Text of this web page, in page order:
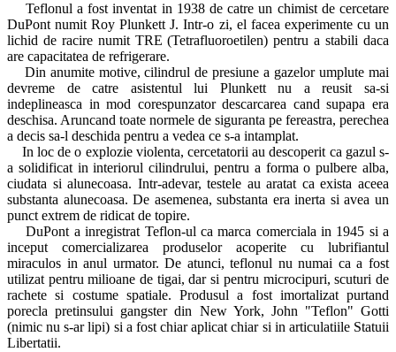
Teflonul a fost inventat in 1938 de catre un chimist de cercetare
DuPont numit Roy Plunkett J. Intr-o zi, el facea experimente cu un
lichid de racire numit TRE (Tetrafluoroetilen) pentru a stabili daca
are capacitatea de refrigerare.
Din anumite motive, cilindrul de presiune a gazelor umplute mai
devreme de catre asistentul lui Plunkett nu a reusit sa-si
indeplineasca in mod corespunzator descarcarea cand supapa era
deschisa. Aruncand toate normele de siguranta pe fereastra, perechea
a decis sa-l deschida pentru a vedea ce s-a intamplat.
In loc de o explozie violenta, cercetatorii au descoperit ca gazul s-
a solidificat in interiorul cilindrului, pentru a forma o pulbere alba,
ciudata si alunecoasa. Intr-adevar, testele au aratat ca exista aceea
substanta alunecoasa. De asemenea, substanta era inerta si avea un
punct extrem de ridicat de topire.
DuPont a inregistrat Teflon-ul ca marca comerciala in 1945 si a
inceput comercializarea produselor acoperite cu lubrifiantul
miraculos in anul urmator. De atunci, teflonul nu numai ca a fost
utilizat pentru milioane de tigai, dar si pentru microcipuri, scuturi de
rachete si costume spatiale. Produsul a fost imortalizat purtand
porecla pretinsului gangster din New York, John "Teflon" Gotti
(nimic nu s-ar lipi) si a fost chiar aplicat chiar si in articulatiile Statuii
Libertatii.